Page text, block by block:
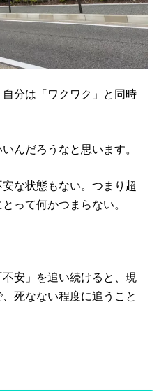
分は「ワクワク」と同時
んだろうなと思います。
な状態もない。つまり超
って何かつまらない。
安」を追い続けると、現
死なない程度に追うこと